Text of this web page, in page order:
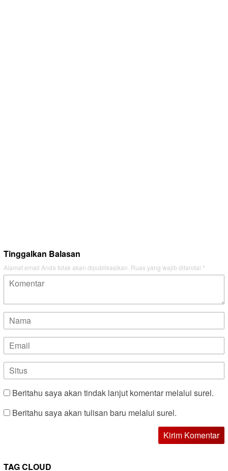
Tinggalkan Balasan
Alamat email Anda tidak akan dipublikasikan. Ruas yang wajib ditandai *
Beritahu saya akan tindak lanjut komentar melalui surel.
Beritahu saya akan tulisan baru melalui surel.
TAG CLOUD